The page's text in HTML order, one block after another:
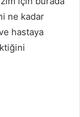
ne kadar
hastaya